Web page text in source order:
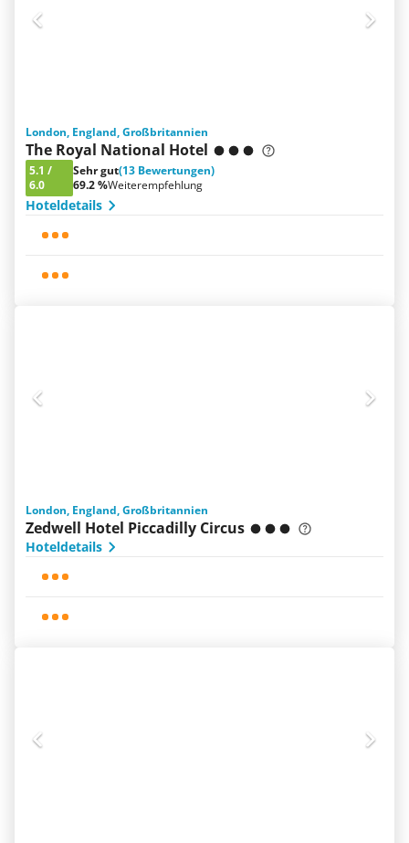
London, England, Großbritannien
The Royal National Hotel
5.1 /
6.0
Sehr gut(13 Bewertungen)
69.2 %Weiterempfehlung
Hoteldetails
London, England, Großbritannien
Zedwell Hotel Piccadilly Circus
Hoteldetails